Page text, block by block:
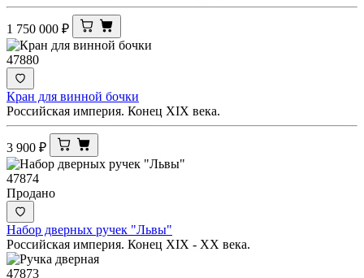
1 750 000 ₽
47880
Кран для винной бочки
Российская империя. Конец XIX века.
3 900 ₽
47874
Продано
Набор дверных ручек "Львы"
Российская империя. Конец XIX - ХХ века.
47873